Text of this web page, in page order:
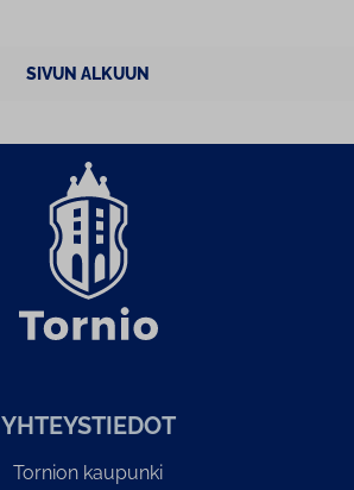
SIVUN ALKUUN
YH­TEYS­TIE­DOT
Tornion kaupunki